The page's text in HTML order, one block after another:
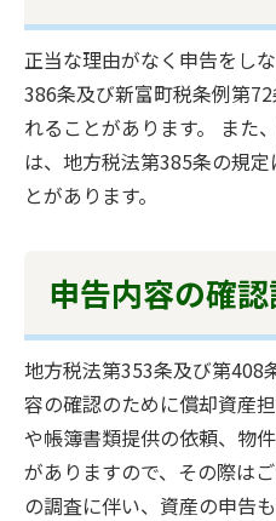
正当な理由がなく申告をし
386条及び新富町税条例第
れることがあります。 また
は、地方税法第385条の規
とがあります。
申告内容の確
地方税法第353条及び第408
容の確認のために償却資産
や帳簿書類提供の依頼、物
がありますので、その際は
の調査に伴い、資産の申告